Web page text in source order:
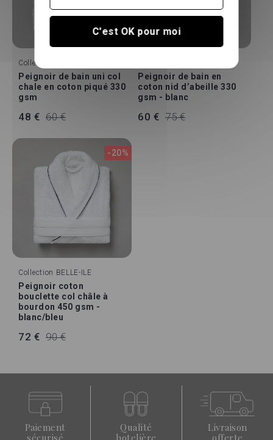
Collection
Peignoir de bain uni col
chale en coton piqué 330
gsm
48 € 60 €
Peignoir de bain en
coton nid d’abeille 330
gsm - blanc
60 € 75 €
-20%
Collection BELLE-ILE
Peignoir coton
bouclette col châle à
bourdon 450 gsm -
blanc/bleu
72 € 90 €
Paiement
sécurisé
Qualité
hotelière
Livraison
offerte
C'est OK pour moi